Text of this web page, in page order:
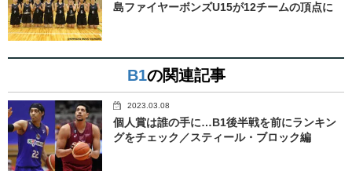
島ファイヤーボンズU15が12チームの頂点に
B1の関連記事
2023.03.08
個人賞は誰の手に…B1後半戦を前にランキン
グをチェック／スティール・ブロック編